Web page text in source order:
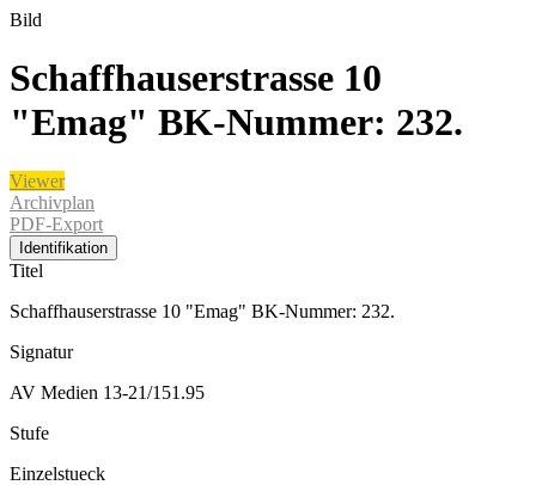
Bild
Schaffhauserstrasse 10
"Emag" BK-Nummer: 232.
Viewer
Archivplan
PDF-Export
Identifikation
Titel
Schaffhauserstrasse 10 "Emag" BK-Nummer: 232.
Signatur
AV Medien 13-21/151.95
Stufe
Einzelstueck